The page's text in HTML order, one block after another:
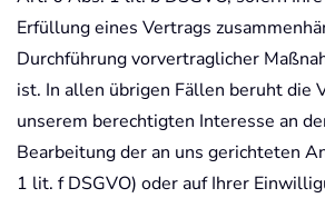
Erfüllung eines Vertrags
Durchführung vorvertraglicher
ist. In allen übrigen Fällen beruht die
unserem berechtigten Interesse an
Bearbeitung der an uns gerichteten
1 lit. f DSGVO) oder auf Ihrer